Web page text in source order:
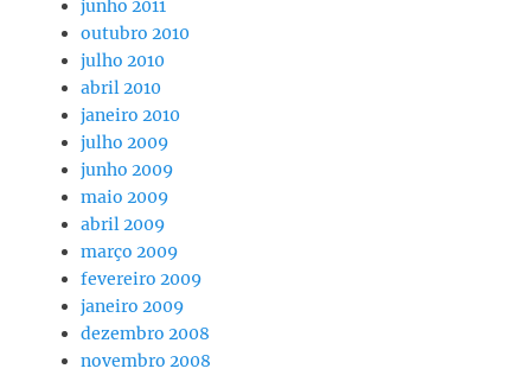
junho 2011
outubro 2010
julho 2010
abril 2010
janeiro 2010
julho 2009
junho 2009
maio 2009
abril 2009
março 2009
fevereiro 2009
janeiro 2009
dezembro 2008
novembro 2008